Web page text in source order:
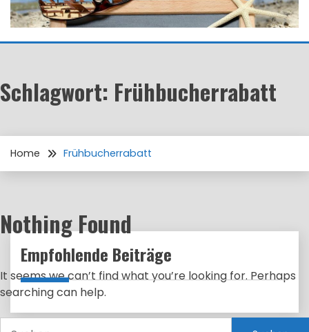
Schlagwort: Frühbucherrabatt
Home Frühbucherrabatt
Nothing Found
It seems we can’t find what you’re looking for. Perhaps
searching can help.
Empfohlende Beiträge